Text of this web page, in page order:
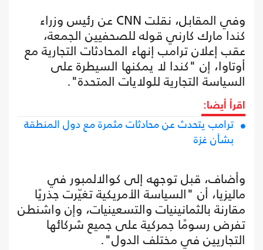
وفي المقابل، نقلت CNN عن رئيس وزراء
كندا مارك كارني قوله للصحفيين الجمعة،
عقب إعلان ترامب إنهاء المحادثات التجارية مع
أوتاوا، إن "كندا لا يمكنها السيطرة على
السياسة التجارية للولايات المتحدة".
اقرأ أيضا:
ترامب يتحدث عن محادثات مثمرة مع دول المنطقة
بشأن غزة
وأضاف، قبل توجهه إلى كوالالمبور في
ماليزيا، أن "السياسة الأمريكية تغيّرت جذريًا
مقارنة بالثمانينيات والتسعينيات، وإن واشنطن
تفرض رسومًا جمركية على جميع شركائها
التجاريين في مختلف الدول".